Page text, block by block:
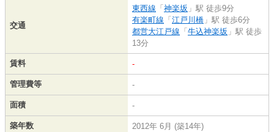
交通
東西線 「 神楽坂 」駅 徒歩9分
有楽町線 「 江戸川橋 」駅 徒歩6分
都営大江戸線 「 牛込神楽坂 」駅 徒歩
13分
賃料 -
管理費等 -
面積 -
築年数 2012年 6月 (築14年)